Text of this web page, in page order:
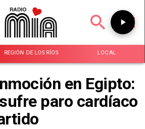
REGIÓN DE LOS RÍOS LOCAL
en Egipto:
paro cardíaco